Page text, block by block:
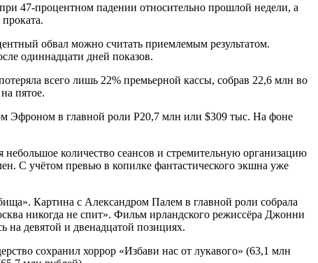
47-процентном падении относительно прошлой недели, а
обвал можно считать приемлемым результатом.
одиннадцати дней показов.
всего лишь 22% премьерной кассы, собрав 22,6 млн во
пятое.
Эфроном в главной роли Р20,7 млн или $309 тыс. На фоне
количество сеансов и стремительную организацию
С учётом превью в копилке фантастического экшна уже
Картина с Александром Палем в главной роли собрала
никогда не спит». Фильм ирландского режиссёра Джонни
на девятой и двенадцатой позициях.
сохранил хоррор «Избави нас от лукавого» (63,1 млн